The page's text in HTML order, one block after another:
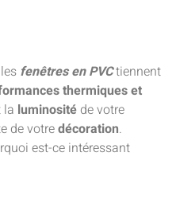
fenêtres en PVCtiennent
thermiques et
la luminosité de votre
de votredécoration.
est-ce intéressant